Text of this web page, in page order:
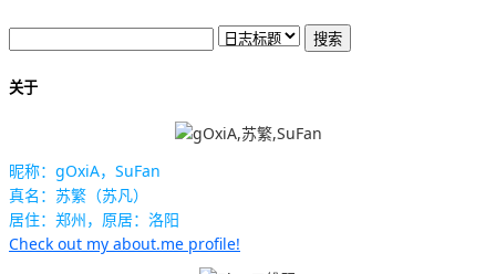
关于
昵称：gOxiA，SuFan
真名：苏繁（苏凡）
居住：郑州，原居：洛阳
Check out my about.me profile!